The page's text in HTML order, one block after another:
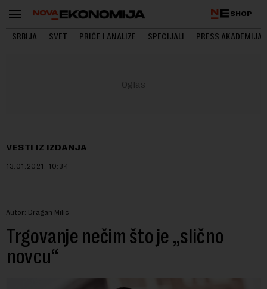
SHOP
SRBIJA SVET PRIČE I ANALIZE SPECIJALI PRESS AKADEMIJA
VESTI IZ IZDANJA
13.01.2021. 10:34
Autor: Dragan Milić
Trgovanje nečim što je „slično
novcu“